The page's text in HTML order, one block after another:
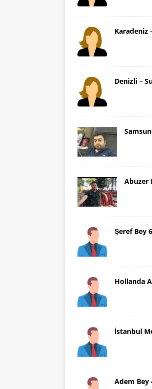
Karadeniz
Denizli –
Abuzer
Şeref Bey
Hollanda
İstanbul
Adem Bey